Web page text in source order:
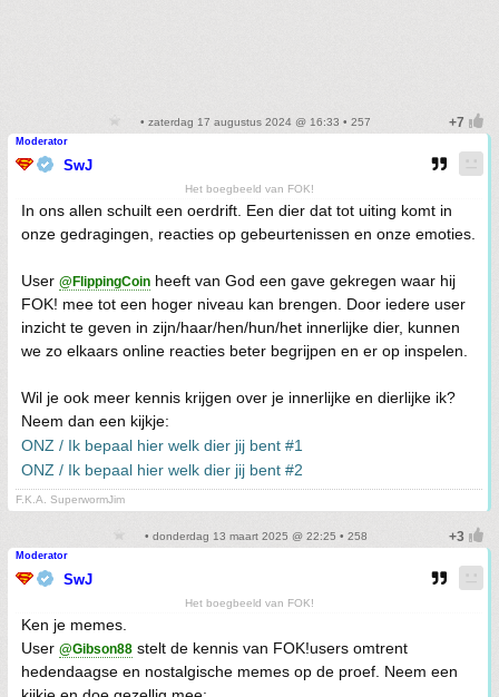
• zaterdag 17 augustus 2024 @ 16:33 • 257
Moderator
SwJ
Het boegbeeld van FOK!
In ons allen schuilt een oerdrift. Een dier dat tot uiting komt in
onze gedragingen, reacties op gebeurtenissen en onze emoties.
User @FlippingCoin heeft van God een gave gekregen waar hij
FOK! mee tot een hoger niveau kan brengen. Door iedere user
inzicht te geven in zijn/haar/hen/hun/het innerlijke dier, kunnen
we zo elkaars online reacties beter begrijpen en er op inspelen.
Wil je ook meer kennis krijgen over je innerlijke en dierlijke ik?
Neem dan een kijkje:
ONZ / Ik bepaal hier welk dier jij bent #1
ONZ / Ik bepaal hier welk dier jij bent #2
F.K.A. SuperwormJim
• donderdag 13 maart 2025 @ 22:25 • 258
Moderator
SwJ
Het boegbeeld van FOK!
Ken je memes.
User @Gibson88 stelt de kennis van FOK!users omtrent
hedendaagse en nostalgische memes op de proef. Neem een